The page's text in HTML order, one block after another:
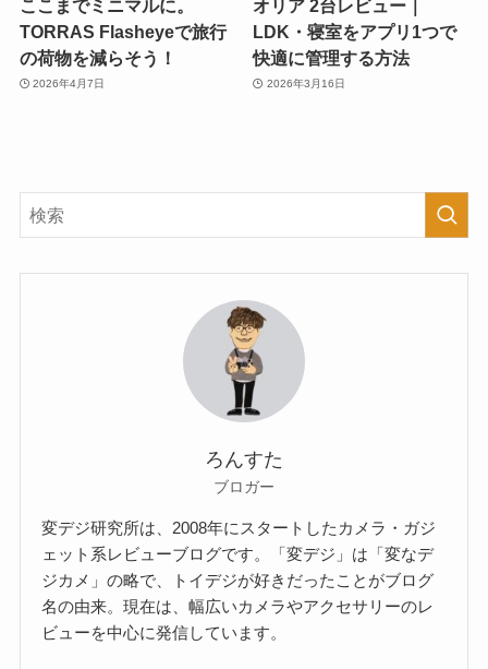
ここまでミニマルに。
TORRAS Flasheyeで旅行
の荷物を減らそう！
2026年4月7日
オリア 2台レビュー｜
LDK・寝室をアプリ1つで
快適に管理する方法
2026年3月16日
ろんすた
ブロガー
変デジ研究所は、2008年にスタートしたカメラ・ガジ
ェット系レビューブログです。「変デジ」は「変なデ
ジカメ」の略で、トイデジが好きだったことがブログ
名の由来。現在は、幅広いカメラやアクセサリーのレ
ビューを中心に発信しています。